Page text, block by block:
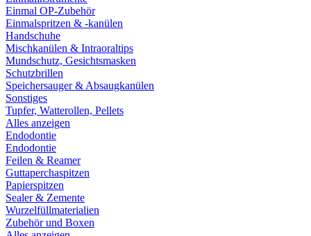
Einmal OP-Zubehör
Einmalspritzen & -kanülen
Handschuhe
Mischkanülen & Intraoraltips
Mundschutz, Gesichtsmasken
Schutzbrillen
Speichersauger & Absaugkanülen
Sonstiges
Tupfer, Watterollen, Pellets
Alles anzeigen
Endodontie
Endodontie
Feilen & Reamer
Guttaperchaspitzen
Papierspitzen
Sealer & Zemente
Wurzelfüllmaterialien
Zubehör und Boxen